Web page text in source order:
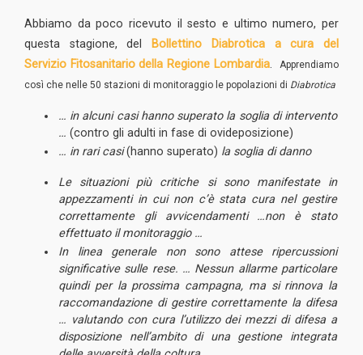
Abbiamo da poco ricevuto il sesto e ultimo numero, per
questa stagione, del
Bollettino Diabrotica a cura del
Servizio Fitosanitario della Regione Lombardia.
Apprendiamo
così che nelle 50 stazioni di monitoraggio le popolazioni di Diabrotica
… in alcuni casi hanno superato la soglia di intervento
… (contro gli adulti in fase di ovideposizione)
… in rari casi(hanno superato) la soglia di danno
Le situazioni più critiche si sono manifestate in
appezzamenti in cui non c’è stata cura nel gestire
correttamente gli avvicendamenti …non è stato
effettuato il monitoraggio …
In linea generale non sono attese ripercussioni
significative sulle rese. … Nessun allarme particolare
quindi per la prossima campagna, ma si rinnova la
raccomandazione di gestire correttamente la difesa
… valutando con cura l’utilizzo dei mezzi di difesa a
disposizione nell’ambito di una gestione integrata